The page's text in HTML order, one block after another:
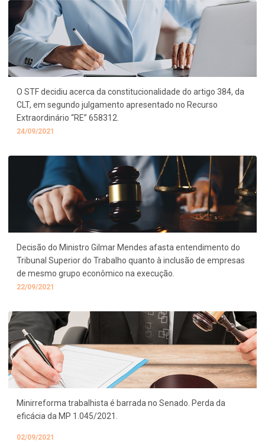
O STF decidiu acerca da constitucionalidade do artigo 384, da
CLT, em segundo julgamento apresentado no Recurso
Extraordinário “RE” 658312.
24/09/2021
Decisão do Ministro Gilmar Mendes afasta entendimento do
Tribunal Superior do Trabalho quanto à inclusão de empresas
de mesmo grupo econômico na execução.
22/09/2021
Minirreforma trabalhista é barrada no Senado. Perda da
eficácia da MP 1.045/2021.
02/09/2021